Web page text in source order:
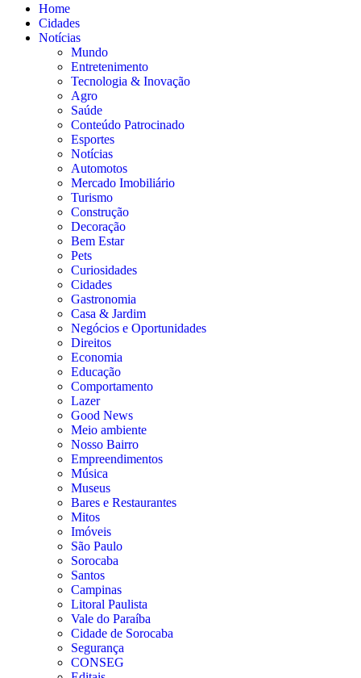
Home
Cidades
Notícias
Mundo
Entretenimento
Tecnologia & Inovação
Agro
Saúde
Conteúdo Patrocinado
Esportes
Notícias
Automotos
Mercado Imobiliário
Turismo
Construção
Decoração
Bem Estar
Pets
Curiosidades
Cidades
Gastronomia
Casa & Jardim
Negócios e Oportunidades
Direitos
Economia
Educação
Comportamento
Lazer
Good News
Meio ambiente
Nosso Bairro
Empreendimentos
Música
Museus
Bares e Restaurantes
Mitos
Imóveis
São Paulo
Sorocaba
Santos
Campinas
Litoral Paulista
Vale do Paraíba
Cidade de Sorocaba
Segurança
CONSEG